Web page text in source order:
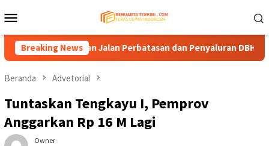
ke
Mobile
Breaking News
Jalan Perbatasan dan Penyaluran DBH
Beranda Advetorial
Tuntaskan Tengkayu I, Pemprov
Anggarkan Rp 16 M Lagi
Owner